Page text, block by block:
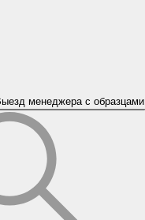
менеджера с образцами